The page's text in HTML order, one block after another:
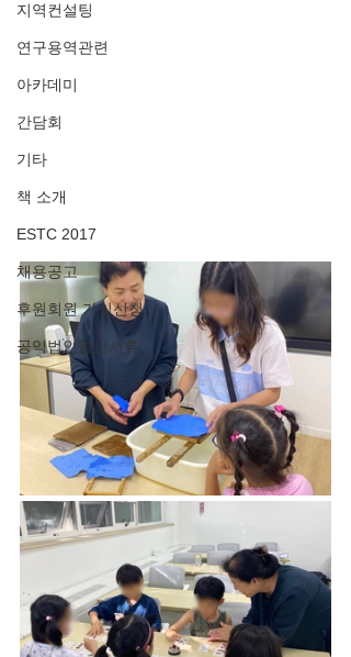
지역컨설팅
연구용역관련
아카데미
간담회
기타
책 소개
ESTC 2017
채용공고
후원회원 가입신청
공익법인결산서류